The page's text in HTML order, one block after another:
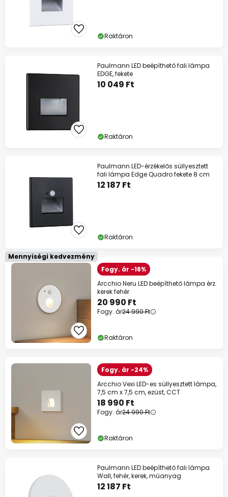
Raktáron
Paulmann LED beépíthető fali lámpa
EDGE, fekete
10 049 Ft
Raktáron
Paulmann LED-érzékelős süllyesztett
fali lámpa Edge Quadro fekete 8 cm
12 187 Ft
Raktáron
Mennyiségi kedvezmény
Fogy. ár -16%
Arcchio Neru LED beépíthető lámpa érz.
kerek fehér
20 990 Ft
Fogy. ár24 990 Ft
Raktáron
Fogy. ár -24%
Arcchio Vexi LED-es süllyesztett lámpa,
7,5 cm x 7,5 cm, ezüst, CCT
18 990 Ft
Fogy. ár24 990 Ft
Raktáron
Paulmann LED beépíthető fali lámpa
Wall, fehér, kerek, műanyag
12 187 Ft